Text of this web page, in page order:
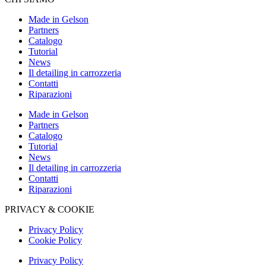
Made in Gelson
Partners
Catalogo
Tutorial
News
Il detailing in carrozzeria
Contatti
Riparazioni
Made in Gelson
Partners
Catalogo
Tutorial
News
Il detailing in carrozzeria
Contatti
Riparazioni
PRIVACY & COOKIE
Privacy Policy
Cookie Policy
Privacy Policy